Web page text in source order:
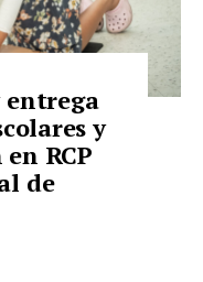
y
RCP
de